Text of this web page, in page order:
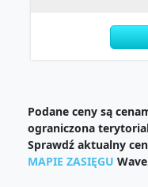
Podane ceny są
ograniczona
Sprawdź aktualny
MAPIE ZASIĘGU